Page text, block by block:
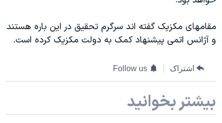
دادگاه حمید نوری
قانون شفافیت دارائی کادر رهبری ایران
اسرائیل در جنگ
مقامهای مکزیک گفته اند سرگرم تحقیق در این باره هستند
و آژانس اتمی پیشنهاد کمک به دولت مکزیک کرده است.
اشتراک Follow us
بیشتر بخوانید